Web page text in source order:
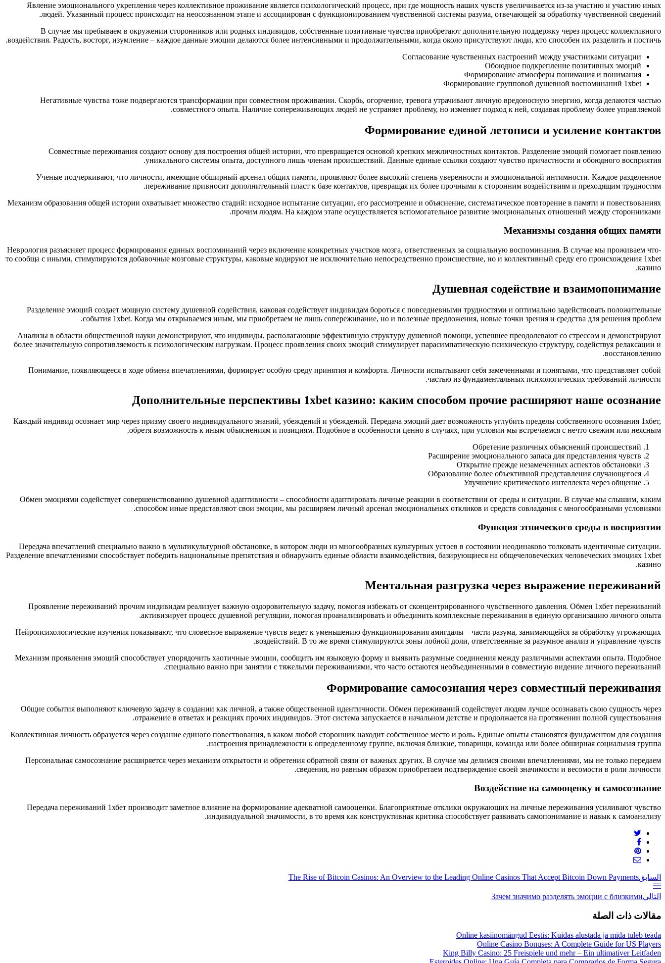
Явление эмоционального укрепления через коллективное проживание является психологический процесс, при где мощность наших чувств увеличивается из-за участию и участию иных
людей. Указанный процесс происходит на неосознанном этапе и ассоциирован с функционированием чувственной системы разума, отвечающей за обработку чувственной сведений.
В случае мы пребываем в окружении сторонников или родных индивидов, собственные позитивные чувства приобретают дополнительную поддержку через процесс коллективного
воздействия. Радость, восторг, изумление – каждое данные эмоции делаются более интенсивными и продолжительными, когда около присутствуют люди, кто способен их разделить и постичь.
Согласование чувственных настроений между участниками ситуации
Обоюдное подкрепление позитивных эмоций
Формирование атмосферы понимания и понимания
Формирование групповой душевной воспоминаний 1xbet
Негативные чувства тоже подвергаются трансформации при совместном проживании. Скорбь, огорчение, тревога утрачивают личную вредоносную энергию, когда делаются частью
совместного опыта. Наличие сопереживающих людей не устраняет проблему, но изменяет подход к ней, создавая проблему более управляемой.
Формирование единой летописи и усиление контактов
Совместные переживания создают основу для построения общей истории, что превращается основой крепких межличностных контактов. Разделение эмоций помогает появлению
уникального системы опыта, доступного лишь членам происшествий. Данные единые ссылки создают чувство причастности и обоюдного восприятия.
Ученые подчеркивают, что личности, имеющие обширный арсенал общих памяти, проявляют более высокий степень уверенности и эмоциональной интимности. Каждое разделенное
переживание привносит дополнительный пласт к базе контактов, превращая их более прочными к сторонним воздействиям и преходящим трудностям.
Механизм образования общей истории охватывает множество стадий: исходное испытание ситуации, его рассмотрение и объяснение, систематическое повторение в памяти и повествованиях
прочим людям. На каждом этапе осуществляется вспомогательное развитие эмоциональных отношений между сторонниками.
Механизмы создания общих памяти
Неврология разъясняет процесс формирования единых воспоминаний через включение конкретных участков мозга, ответственных за социальную воспоминания. В случае мы проживаем что-
то сообща с иными, стимулируются добавочные мозговые структуры, каковые кодируют не исключительно непосредственно происшествие, но и коллективный среду его происхождения 1xbet
казино.
Душевная содействие и взаимопонимание
Разделение эмоций создает мощную систему душевной содействия, каковая содействует индивидам бороться с повседневными трудностями и оптимально задействовать положительные
события 1xbet. Когда мы открываемся иным, мы приобретаем не лишь сопереживание, но и полезные предложения, новые точки зрения и средства для решения проблем.
Анализы в области общественной науки демонстрируют, что индивиды, располагающие эффективную структуру душевной помощи, успешнее преодолевают со стрессом и демонстрируют
более значительную сопротивляемость к психологическим нагрузкам. Процесс проявления своих эмоций стимулирует парасимпатическую психическую структуру, содействуя релаксации и
восстановлению.
Понимание, появляющееся в ходе обмена впечатлениями, формирует особую среду принятия и комфорта. Личности испытывают себя замеченными и понятыми, что представляет собой
частью из фундаментальных психологических требований личности.
Дополнительные перспективы 1xbet казино: каким способом прочие расширяют наше осознание
Каждый индивид осознает мир через призму своего индивидуального знаний, убеждений и убеждений. Передача эмоций дает возможность углубить пределы собственного осознания 1хбет,
обретя возможность к иным объяснениям и позициям. Подобное в особенности ценно в случаях, при условии мы встречаемся с нечто свежим или неясным.
Обретение различных объяснений происшествий
Расширение эмоционального запаса для представления чувств
Открытие прежде незамеченных аспектов обстановки
Образование более объективной представления случающегося
Улучшение критического интеллекта через общение
Обмен эмоциями содействует совершенствованию душевной адаптивности – способности адаптировать личные реакции в соответствии от среды и ситуации. В случае мы слышим, каким
способом иные представляют свои эмоции, мы расширяем личный арсенал эмоциональных откликов и средств совладания с многообразными условиями.
Функция этнического среды в восприятии
Передача впечатлений специально важно в мультикультурной обстановке, в котором люди из многообразных культурных устоев в состоянии неодинаково толковать идентичные ситуации.
Разделение впечатлениями способствует победить национальные препятствия и обнаружить единые области взаимодействия, базирующиеся на общечеловеческих человеческих эмоциях 1xbet
казино.
Ментальная разгрузка через выражение переживаний
Проявление переживаний прочим индивидам реализует важную оздоровительную задачу, помогая избежать от сконцентрированного чувственного давления. Обмен 1хбет переживаний
активизирует процесс душевной регуляции, помогая проанализировать и объединить комплексные переживания в единую организацию личного опыта.
Нейропсихологические изучения показывают, что словесное выражение чувств ведет к уменьшению функционирования амигдалы – части разума, занимающейся за обработку угрожающих
воздействий. В то же время стимулируются зоны лобной доли, ответственные за разумное анализ и управление чувств.
Механизм проявления эмоций способствует упорядочить хаотичные эмоции, сообщить им языковую форму и выявить разумные соединения между различными аспектами опыта. Подобное
специально важно при занятии с тяжелыми переживаниями, что часто остаются необъединенными в совместную видение личного переживаний.
Формирование самосознания через совместный переживания
Общие события выполняют ключевую задачу в создании как личной, а также общественной идентичности. Обмен переживаний содействует людям лучше осознавать свою сущность через
отражение в ответах и реакциях прочих индивидов. Этот система запускается в начальном детстве и продолжается на протяжении полной существования.
Коллективная личность образуется через создание единого повествования, в каком любой сторонник находит собственное место и роль. Единые опыты становятся фундаментом для создания
настроения принадлежности к определенному группе, включая близкие, товарищи, команда или более обширная социальная группа.
Персональная самосознание расширяется через механизм открытости и обретения обратной связи от важных других. В случае мы делимся своими впечатлениями, мы не только передаем
сведения, но равным образом приобретаем подтверждение своей значимости и весомости в роли личности.
Воздействие на самооценку и самосознание
Передача переживаний 1хбет производит заметное влияние на формирование адекватной самооценки. Благоприятные отклики окружающих на личные переживания усиливают чувство
индивидуальной значимости, в то время как конструктивная критика способствует развивать самопонимание и навык к самоанализу.
السابقThe Rise of Bitcoin Casinos: An Overview to the Leading Online Casinos That Accept Bitcoin Down Payments
التاليЗачем значимо разделять эмоции с близкими
مقالات ذات الصلة
Online kasiinomängud Eestis: Kuidas alustada ja mida tuleb teada
Online Casino Bonuses: A Complete Guide for US Players
King Billy Casino: 25 Freispiele und mehr – Ein ultimativer Leitfaden